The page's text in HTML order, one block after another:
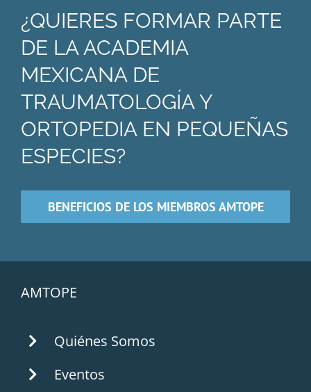
¿QUIERES FORMAR PARTE
DE LA ACADEMIA
MEXICANA DE
TRAUMATOLOGÍA Y
ORTOPEDIA EN PEQUEÑAS
ESPECIES?
BENEFICIOS DE LOS MIEMBROS AMTOPE
AMTOPE
Quiénes Somos
Eventos